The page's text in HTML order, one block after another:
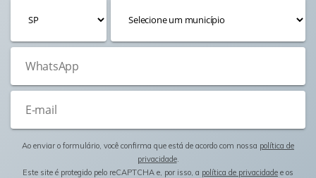
Ao enviar o formulário, você confirma que está de acordo com nossa política de
privacidade.
Este site é protegido pelo reCAPTCHA e, por isso, a política de privacidade e os